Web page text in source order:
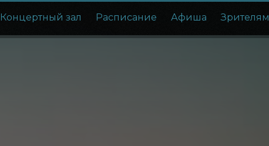
Концертный зал Расписание Афиша Зрителям